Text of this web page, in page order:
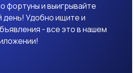
фортуны и выигрывайте
день! Удобно ищите и
- все это в нашем